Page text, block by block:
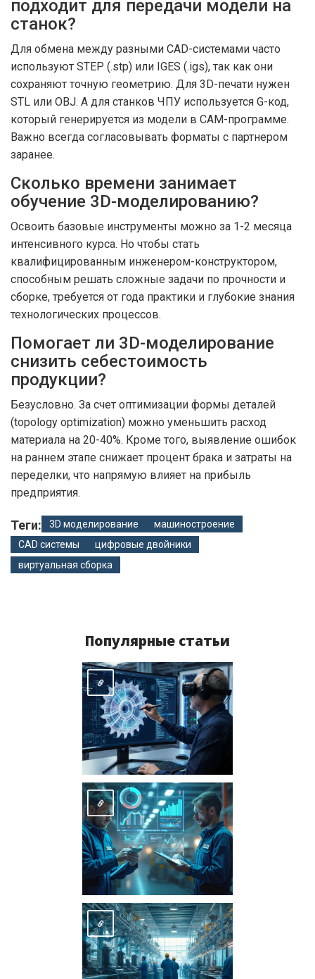
подходит для передачи модели на
станок?
Для обмена между разными CAD-системами часто
используют STEP (.stp) или IGES (.igs), так как они
сохраняют точную геометрию. Для 3D-печати нужен
STL или OBJ. А для станков ЧПУ используется G-код,
который генерируется из модели в CAM-программе.
Важно всегда согласовывать форматы с партнером
заранее.
Сколько времени занимает
обучение 3D-моделированию?
Освоить базовые инструменты можно за 1-2 месяца
интенсивного курса. Но чтобы стать
квалифицированным инженером-конструктором,
способным решать сложные задачи по прочности и
сборке, требуется от года практики и глубокие знания
технологических процессов.
Помогает ли 3D-моделирование
снизить себестоимость
продукции?
Безусловно. За счет оптимизации формы деталей
(topology optimization) можно уменьшить расход
материала на 20-40%. Кроме того, выявление ошибок
на раннем этапе снижает процент брака и затраты на
переделки, что напрямую влияет на прибыль
предприятия.
Теги: 3D моделирование
машиностроение
CAD системы
цифровые двойники
виртуальная сборка
Популярные статьи